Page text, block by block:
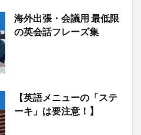
海外出張・会議用 最低限
の英会話フレーズ集
【英語メニューの「ステ
ーキ」は要注意！】